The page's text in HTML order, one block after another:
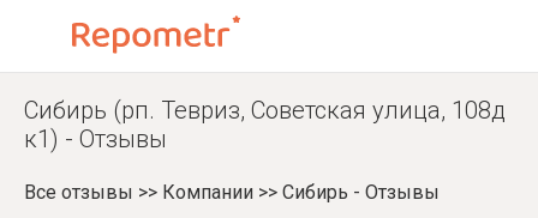
Сибирь (рп. Тевриз, Советская улица, 108д
к1) - Отзывы
Все отзывы >> Компании >> Сибирь - Отзывы